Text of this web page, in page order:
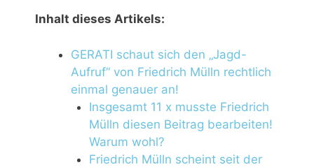
Inhalt dieses Artikels:
GERATI schaut sich den „Jagd-
Aufruf“ von Friedrich Mülln rechtlich
einmal genauer an!
Insgesamt 11 x musste Friedrich
Mülln diesen Beitrag bearbeiten!
Warum wohl?
Friedrich Mülln scheint seit der